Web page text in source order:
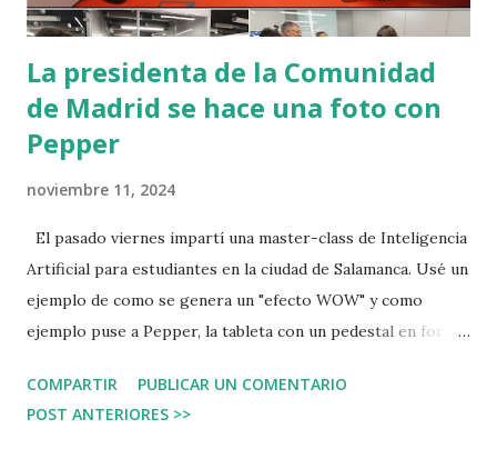
La presidenta de la Comunidad
de Madrid se hace una foto con
Pepper
noviembre 11, 2024
El pasado viernes impartí una master-class de Inteligencia
Artificial para estudiantes en la ciudad de Salamanca. Usé un
ejemplo de como se genera un "efecto WOW" y como
ejemplo puse a Pepper, la tableta con un pedestal en forma
presidenta de la Comunidad de Madrid, Isabel Diaz Ayuso
posando junto a la tecnología:
COMPARTIR
PUBLICAR UN COMENTARIO
POST ANTERIORES >>